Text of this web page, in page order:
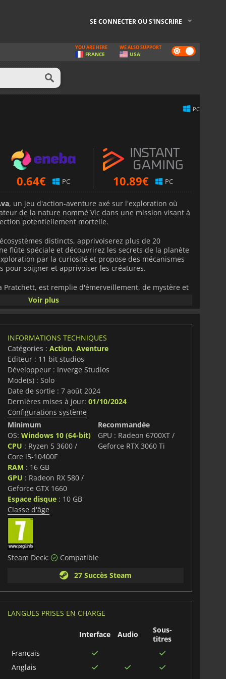
SE CONNECTER OU S'INSCRIRE
Dark
mode
YOU ARE HERE
FRANCE
WE ALSO SUPPORT
USA
PC
0.64€ PC 10.89€ PC
, un jeu d'action-aventure axé sur l'exploration où
de la nature nommé Vic dans une mission visant à
potentiellement mortelle.
distincts, apprivoiserez plus de 20
flûte spéciale et découvrirez les secrets de la planète
par la curiosité et propose des mécanismes
pour soigner et apprivoiser les créatures.
Pratchett, est remplie d'émerveillement, de mystère et
affrontez l'infection qui menace les habitants d'Ava.
liés aux créatures, offrant une
plus profondes aux riches écosystèmes de la planète
Creatures of Avavous met au défi avec des énigmes
et vous permet de rencontrer un groupe de
un monde extraterrestre tentaculaire. Ce n'est qu'en
avec la nature et la faune de la planète que vous
imminente.
Voir plus
INFORMATIONS TECHNIQUES
Catégories : Action, Aventure
Editeur : 11 bit studios
Développeur : Inverge Studios
Mode(s) : Solo
Date de sortie : 7 août 2024
Dernières mises à jour: 01/10/2024
Configurations système
Minimum
OS: Windows 10 (64-bit)
CPU : Ryzen 5 3600 /
Core i5-10400F
RAM : 16 GB
GPU : Radeon RX 580 /
Geforce GTX 1660
Espace disque: 10 GB
Recommandée
GPU : Radeon 6700XT /
Geforce RTX 3060 Ti
Classe d'âge
Steam Deck:
Compatible
27 Succès Steam
LANGUES PRISES EN CHARGE
Interface Audio
Sous-
titres
Français
Anglais